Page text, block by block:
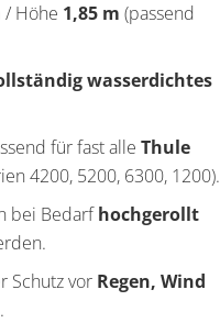
/ Höhe 1,85 m (passend
wasserdichtes
für fast alle Thule
4200, 5200, 6300, 1200).
bei Bedarfhochgerollt
Schutz vor Regen, Wind
.